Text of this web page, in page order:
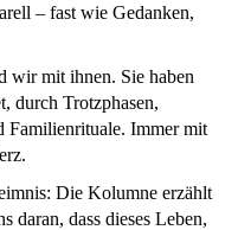
– fast wie Gedanken,
wir mit ihnen. Sie haben
durch Trotzphasen,
Familienrituale. Immer mit
Die Kolumne erzählt
daran, dass dieses Leben,